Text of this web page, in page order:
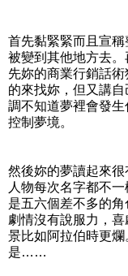
首先黏緊緊而且宣
被變到其他地方去
先妳的商業行銷話
的來找妳，但又講
調不知道夢裡會發
控制夢境。
然後妳的夢讀起來
人物每次名字都不
是五六個差不多的
劇情沒有說服力，
景比如阿拉伯時更
是……